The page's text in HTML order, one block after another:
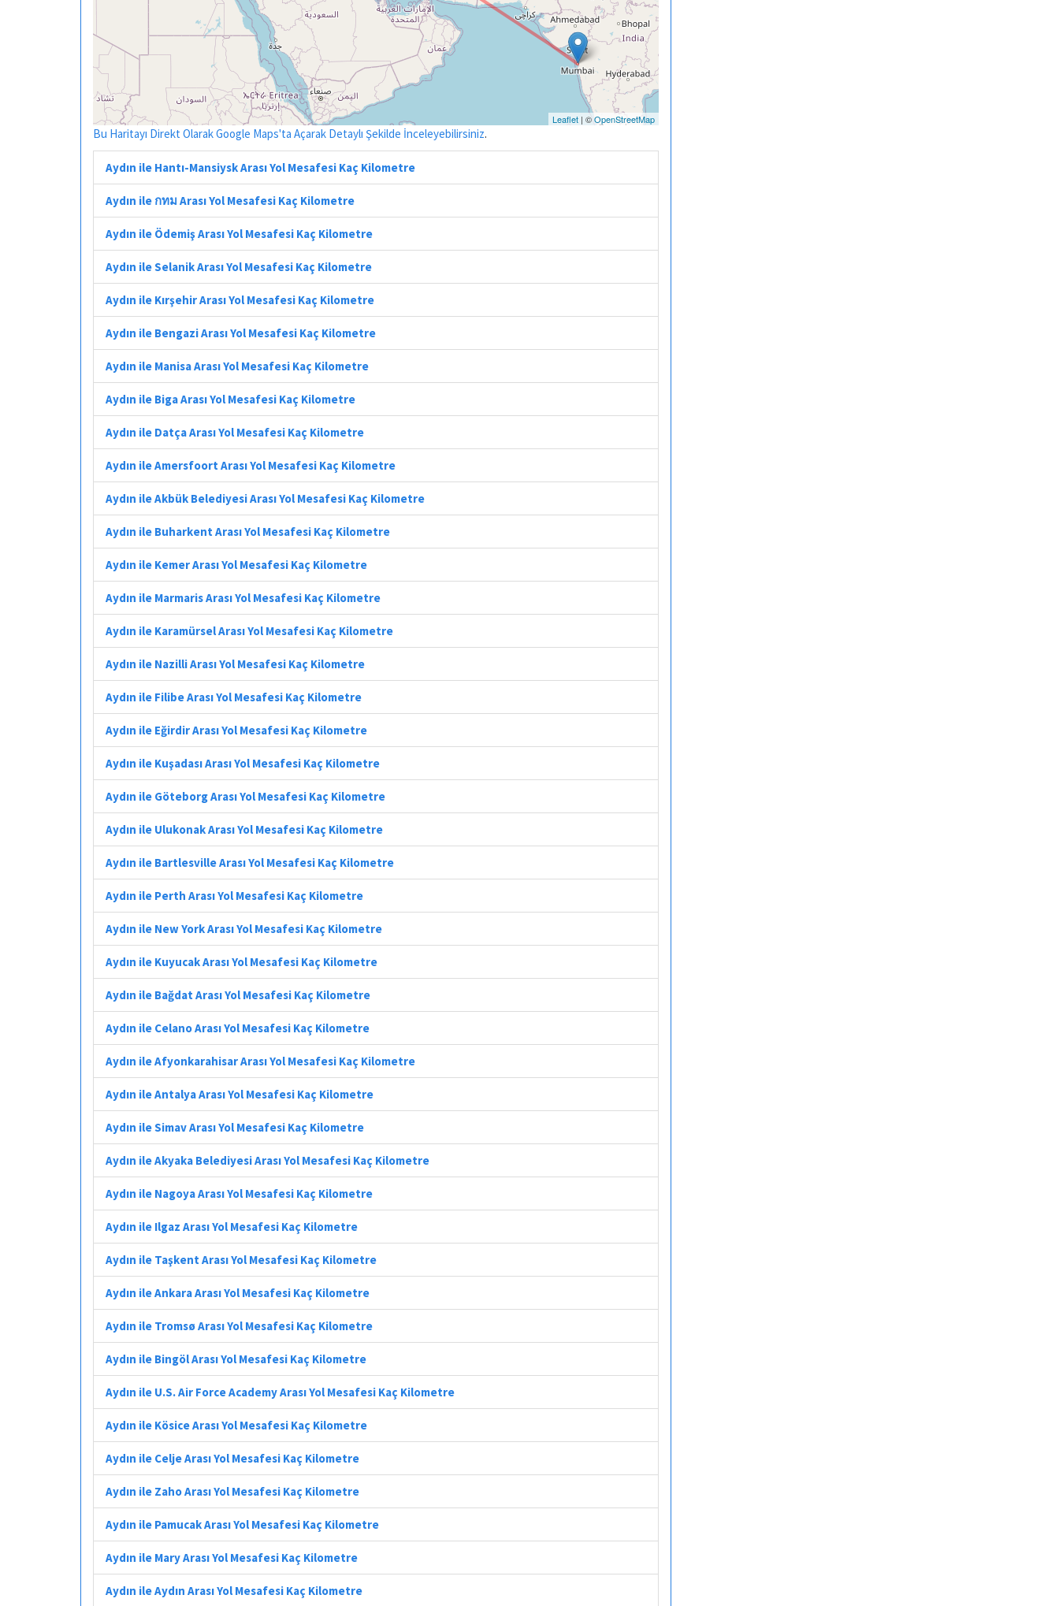
Leaflet | ©OpenStreetMap
Bu Haritayı Direkt Olarak Google Maps'ta Açarak Detaylı Şekilde İnceleyebilirsiniz.
Aydın ile Hantı-Mansiysk Arası Yol Mesafesi Kaç Kilometre
Aydın ile กทม Arası Yol Mesafesi Kaç Kilometre
Aydın ile Ödemiş Arası Yol Mesafesi Kaç Kilometre
Aydın ile Selanik Arası Yol Mesafesi Kaç Kilometre
Aydın ile Kırşehir Arası Yol Mesafesi Kaç Kilometre
Aydın ile Bengazi Arası Yol Mesafesi Kaç Kilometre
Aydın ile Manisa Arası Yol Mesafesi Kaç Kilometre
Aydın ile Biga Arası Yol Mesafesi Kaç Kilometre
Aydın ile Datça Arası Yol Mesafesi Kaç Kilometre
Aydın ile Amersfoort Arası Yol Mesafesi Kaç Kilometre
Aydın ile Akbük Belediyesi Arası Yol Mesafesi Kaç Kilometre
Aydın ile Buharkent Arası Yol Mesafesi Kaç Kilometre
Aydın ile Kemer Arası Yol Mesafesi Kaç Kilometre
Aydın ile Marmaris Arası Yol Mesafesi Kaç Kilometre
Aydın ile Karamürsel Arası Yol Mesafesi Kaç Kilometre
Aydın ile Nazilli Arası Yol Mesafesi Kaç Kilometre
Aydın ile Filibe Arası Yol Mesafesi Kaç Kilometre
Aydın ile Eğirdir Arası Yol Mesafesi Kaç Kilometre
Aydın ile Kuşadası Arası Yol Mesafesi Kaç Kilometre
Aydın ile Göteborg Arası Yol Mesafesi Kaç Kilometre
Aydın ile Ulukonak Arası Yol Mesafesi Kaç Kilometre
Aydın ile Bartlesville Arası Yol Mesafesi Kaç Kilometre
Aydın ile Perth Arası Yol Mesafesi Kaç Kilometre
Aydın ile New York Arası Yol Mesafesi Kaç Kilometre
Aydın ile Kuyucak Arası Yol Mesafesi Kaç Kilometre
Aydın ile Bağdat Arası Yol Mesafesi Kaç Kilometre
Aydın ile Celano Arası Yol Mesafesi Kaç Kilometre
Aydın ile Afyonkarahisar Arası Yol Mesafesi Kaç Kilometre
Aydın ile Antalya Arası Yol Mesafesi Kaç Kilometre
Aydın ile Simav Arası Yol Mesafesi Kaç Kilometre
Aydın ile Akyaka Belediyesi Arası Yol Mesafesi Kaç Kilometre
Aydın ile Nagoya Arası Yol Mesafesi Kaç Kilometre
Aydın ile Ilgaz Arası Yol Mesafesi Kaç Kilometre
Aydın ile Taşkent Arası Yol Mesafesi Kaç Kilometre
Aydın ile Ankara Arası Yol Mesafesi Kaç Kilometre
Aydın ile Tromsø Arası Yol Mesafesi Kaç Kilometre
Aydın ile Bingöl Arası Yol Mesafesi Kaç Kilometre
Aydın ile U.S. Air Force Academy Arası Yol Mesafesi Kaç Kilometre
Aydın ile Kösice Arası Yol Mesafesi Kaç Kilometre
Aydın ile Celje Arası Yol Mesafesi Kaç Kilometre
Aydın ile Zaho Arası Yol Mesafesi Kaç Kilometre
Aydın ile Pamucak Arası Yol Mesafesi Kaç Kilometre
Aydın ile Mary Arası Yol Mesafesi Kaç Kilometre
Aydın ile Aydın Arası Yol Mesafesi Kaç Kilometre